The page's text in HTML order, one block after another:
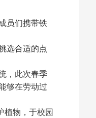
员们携带铁
选合适的点
，此次春季
够在劳动过
植物，于校园